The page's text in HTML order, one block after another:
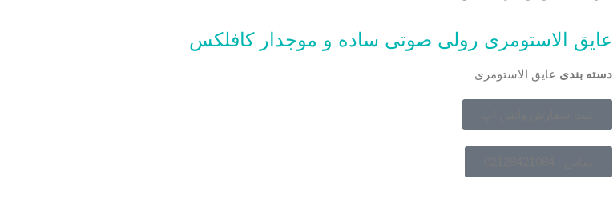
عایق الاستومری رولی صوتی ساده و موجدار کافلکس
دسته بندی عایق الاستومری